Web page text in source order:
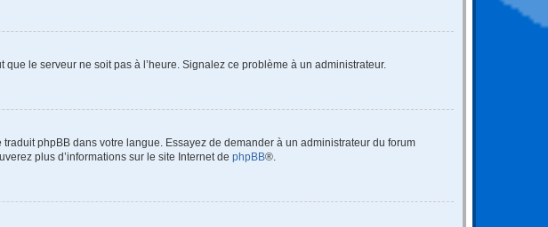
le serveur ne soit pas à l’heure. Signalez ce problème à un administrateur.
phpBB dans votre langue. Essayez de demander à un administrateur du forum
plus d’informations sur le site Internet de phpBB®.